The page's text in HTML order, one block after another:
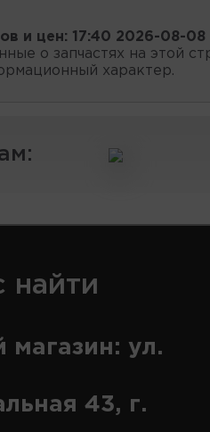
и цен: 17:40 2026-08-08
о запчастях на этой
характер.
найти
магазин: ул.
43, г.